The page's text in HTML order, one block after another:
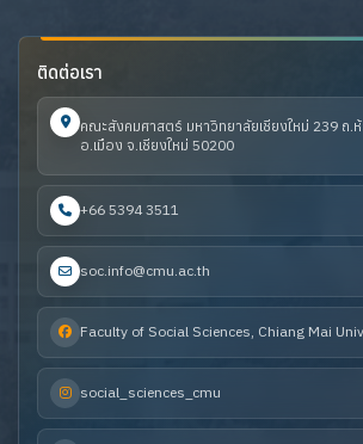
ติดต่อเรา
คณะสังคมศาสตร์ มหาวิทยาลัยเชียงใหม่ 239 ถ.
อ.เมือง จ.เชียงใหม่ 50200
+66 5394 3511
soc.info@cmu.ac.th
Faculty of Social Sciences, Chiang Mai
social_sciences_cmu